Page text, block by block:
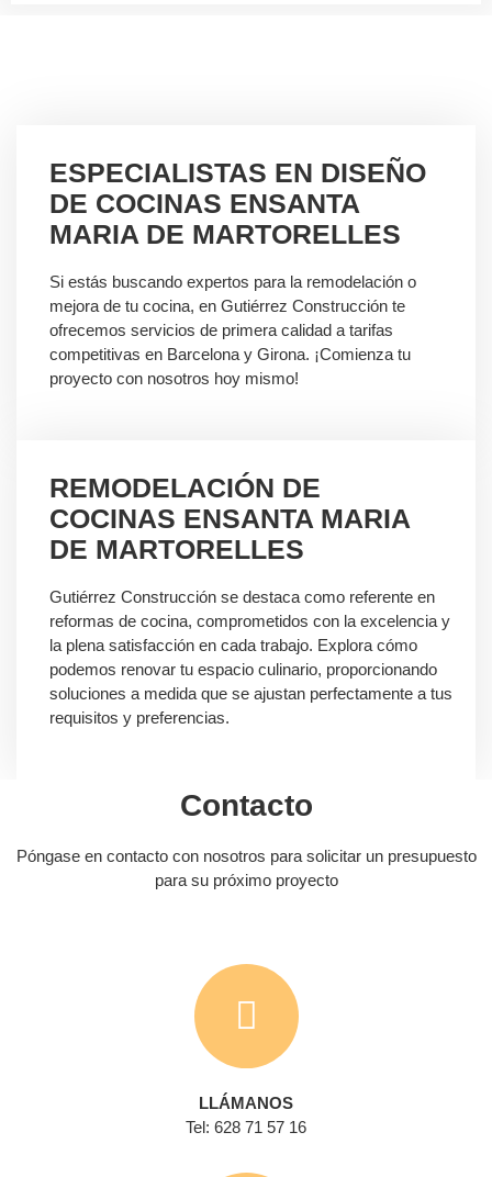
ESPECIALISTAS EN DISEÑO
DE COCINAS ENSANTA
MARIA DE MARTORELLES
Si estás buscando expertos para la remodelación o
mejora de tu cocina, en Gutiérrez Construcción te
ofrecemos servicios de primera calidad a tarifas
competitivas en Barcelona y Girona. ¡Comienza tu
proyecto con nosotros hoy mismo!
REMODELACIÓN DE
COCINAS ENSANTA MARIA
DE MARTORELLES
Gutiérrez Construcción se destaca como referente en
reformas de cocina, comprometidos con la excelencia y
la plena satisfacción en cada trabajo. Explora cómo
podemos renovar tu espacio culinario, proporcionando
soluciones a medida que se ajustan perfectamente a tus
requisitos y preferencias.
Contacto
Póngase en contacto con nosotros para solicitar un presupuesto
para su próximo proyecto
LLÁMANOS
Tel: 628 71 57 16